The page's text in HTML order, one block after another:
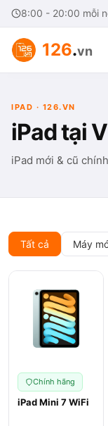
8:00 - 20:00 mỗi
126.vn
IPAD · 126.VN
iPad tại
iPad mới & cũ
Tất cả Máy
Chính hãng
iPad Mini 7 WiFi